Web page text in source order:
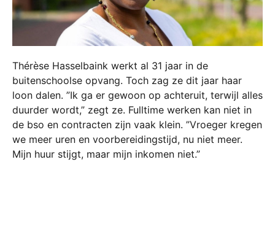
Thérèse Hasselbaink werkt al 31 jaar in de
buitenschoolse opvang. Toch zag ze dit jaar haar
loon dalen. ”Ik ga er gewoon op achteruit, terwijl alles
duurder wordt,” zegt ze. Fulltime werken kan niet in
de bso en contracten zijn vaak klein. ”Vroeger kregen
we meer uren en voorbereidingstijd, nu niet meer.
Mijn huur stijgt, maar mijn inkomen niet.”